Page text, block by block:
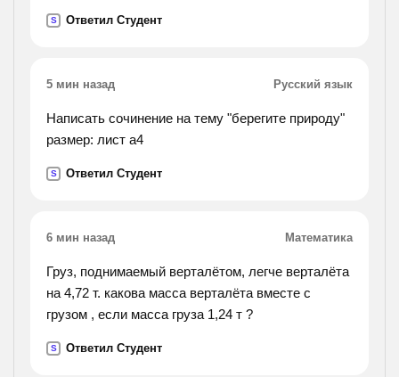
S Ответил Студент
5 мин назад Русский язык
Написать сочинение на тему "берегите природу"
размер: лист а4
S Ответил Студент
6 мин назад Математика
Груз, поднимаемый верталётом, легче верталёта
на 4,72 т. какова масса верталёта вместе с
грузом , если масса груза 1,24 т ?
S Ответил Студент